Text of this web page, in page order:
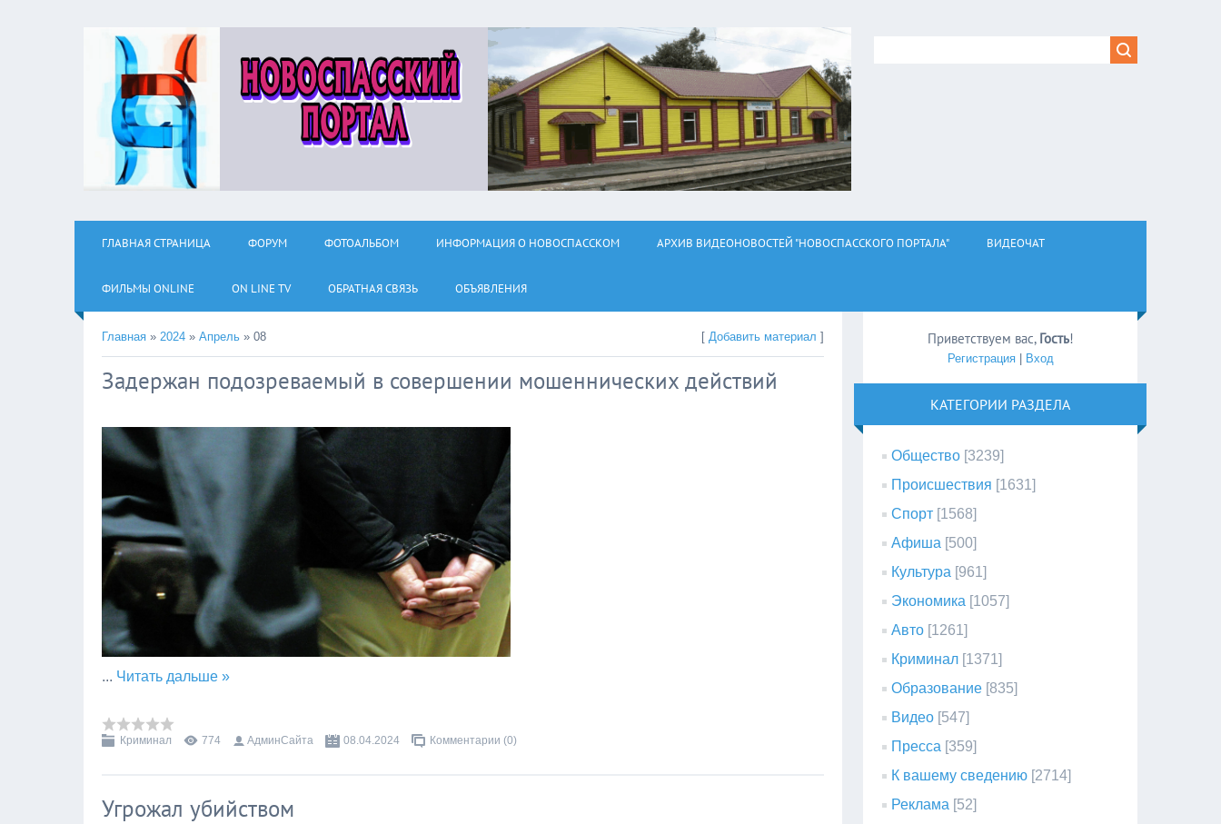
ГЛАВНАЯ СТРАНИЦА ФОРУМ ФОТОАЛЬБОМ ИНФОРМАЦИЯ О НОВОСПАССКОМ АРХИВ ВИДЕОНОВОСТЕЙ "НОВОСПАССКОГО ПОРТАЛА" ВИДЕОЧАТ
ФИЛЬМЫ ОNLINE ON LINE TV ОБРАТНАЯ СВЯЗЬ ОБЪЯВЛЕНИЯ
Главная » 2024 » Апрель » 08 [Добавить материал ]
Задержан подозреваемый в совершении мошеннических действий
... Читать дальше »
Криминал 774 АдминСайта 08.04.2024 Комментарии (0)
Угрожал убийством
Приветствуем вас, Гость!
Регистрация| Вход
КАТЕГОРИИ РАЗДЕЛА
Общество [3239]
Происшествия [1631]
Спорт [1568]
Афиша [500]
Культура [961]
Экономика [1057]
Авто [1261]
Криминал [1371]
Образование [835]
Видео [547]
Пресса [359]
К вашему сведению [2714]
Реклама [52]